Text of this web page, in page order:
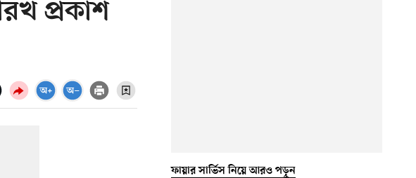
প্রকাশ
ফায়ার সার্ভিস নিয়ে আরও পড়ুন